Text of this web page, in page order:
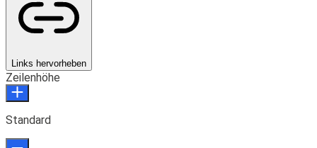
Links hervorheben
Zeilenhöhe
Standard